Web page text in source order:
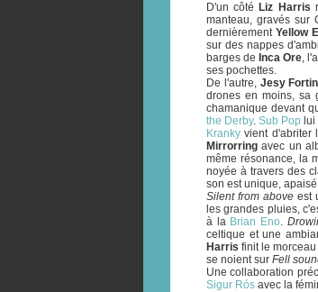
D'un côté Liz Harris
manteau, gravés sur
dernièrement Yellow
sur des nappes
barges de Inca Ore,
ses pochettes.
De l'autre, Jesy
drones en moins, sa
chamanique devant
the Derby. Sub Pop
Kranky vient d'abriter
Mirrorring avec un
même résonance, la
noyée à travers des
son est unique,
Silent from aboveest
les grandes pluies,
à la Brian Eno.
celtique et une
Harris finit le
se noient sur Fell
Une collaboration
Sigur Rós avec la